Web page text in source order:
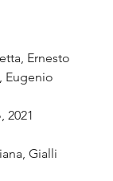
Ernesto
Eugenio
2021
Gialli